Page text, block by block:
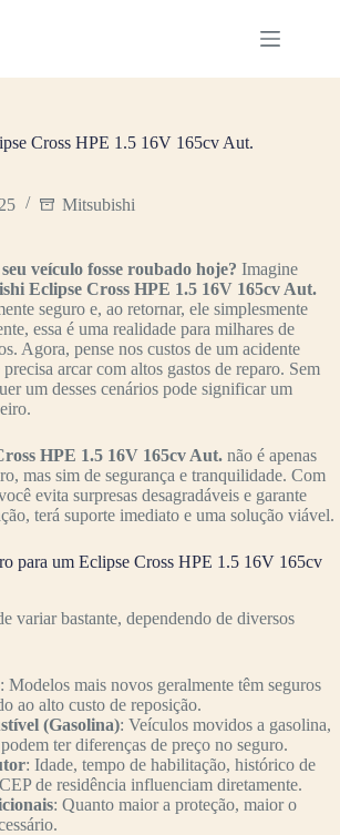
Cross HPE 1.5 16V 165cv Aut.
Mitsubishi
veículo fosse roubado hoje? Imagine
Eclipse Cross HPE 1.5 16V 165cv Aut.
seguro e, ao retornar, ele simplesmente
essa é uma realidade para milhares de
Agora, pense nos custos de um acidente
arcar com altos gastos de reparo. Sem
um desses cenários pode significar um
HPE 1.5 16V 165cv Aut. não é apenas
mas sim de segurança e tranquilidade. Com
evita surpresas desagradáveis e garante
terá suporte imediato e uma solução viável.
para um Eclipse Cross HPE 1.5 16V 165cv
variar bastante, dependendo de diversos
: Modelos mais novos geralmente têm seguros
ao alto custo de reposição.
(Gasolina): Veículos movidos a gasolina,
ter diferenças de preço no seguro.
: Idade, tempo de habilitação, histórico de
de residência influenciam diretamente.
: Quanto maior a proteção, maior o